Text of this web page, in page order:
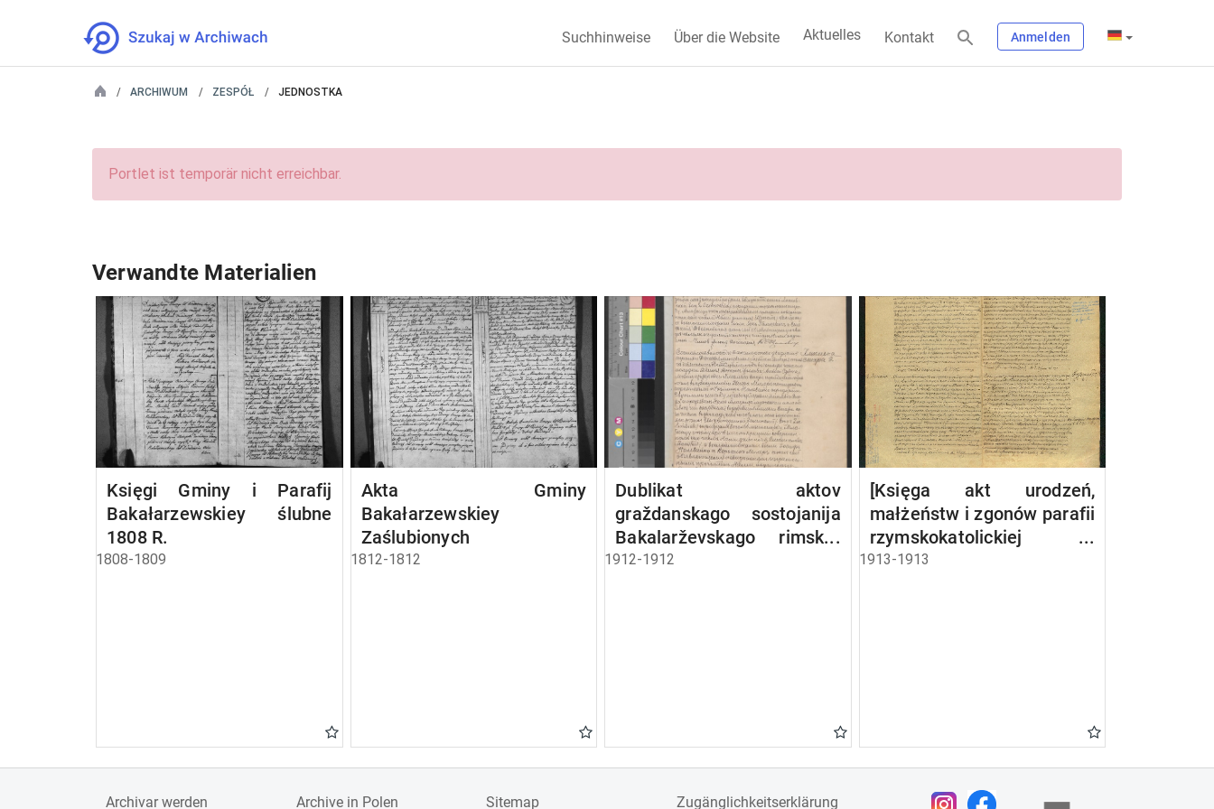
Suchhinweise Über die Website Aktuelles Kontakt Anmelden
ARCHIWUM ZESPÓŁ JEDNOSTKA
Portlet ist temporär nicht erreichbar.
Verwandte Materialien
Księgi Gminy i Parafij
Bakałarzewskiey ślubne
1808 R.
1808-1809
Akta Gminy
Bakałarzewskiey
Zaślubionych
1812-1812
Dublikat aktov
graždanskago sostojanija
Bakalarževskago rimsko-
kat. prichoda, rodivšichsja,
1912-1912
[Księga akt urodzeń,
małżeństw i zgonów parafii
rzymskokatolickiej w
Bakałarzewie z 1913 r.]
1913-1913
Archivar werden Archive in Polen Sitemap Zugänglichkeitserklärung